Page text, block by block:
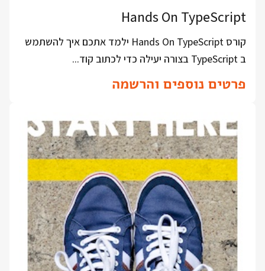
Hands On TypeScript
קורס Hands On TypeScript ילמד אתכם איך להשתמש
ב TypeScript בצורה יעילה כדי לכתוב קוד...
פרטים נוספים והרשמה